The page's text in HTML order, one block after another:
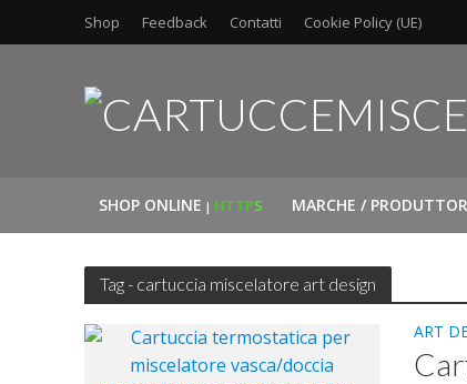
Shop Feedback Contatti Cookie Policy (UE)
SHOP ONLINE | HTTPS MARCHE /
Tag - cartuccia miscelatore art design
ART